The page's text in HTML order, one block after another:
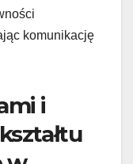
komunikację
i